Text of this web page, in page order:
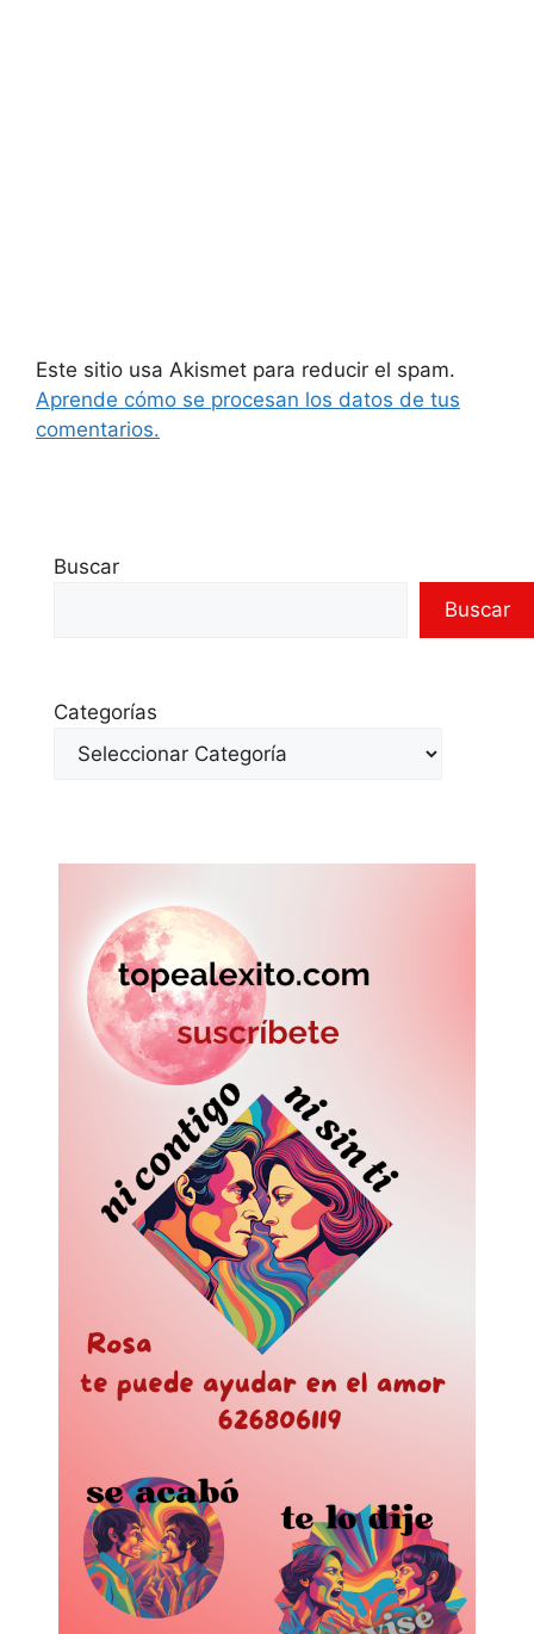
Este sitio usa Akismet para reducir el spam.
Aprende cómo se procesan los datos de tus
comentarios.
Buscar
Buscar
Categorías